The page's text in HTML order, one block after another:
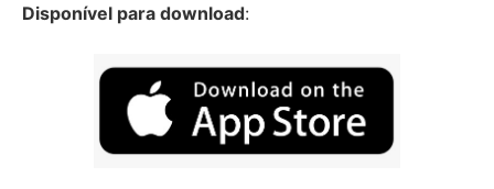
Disponível para download: